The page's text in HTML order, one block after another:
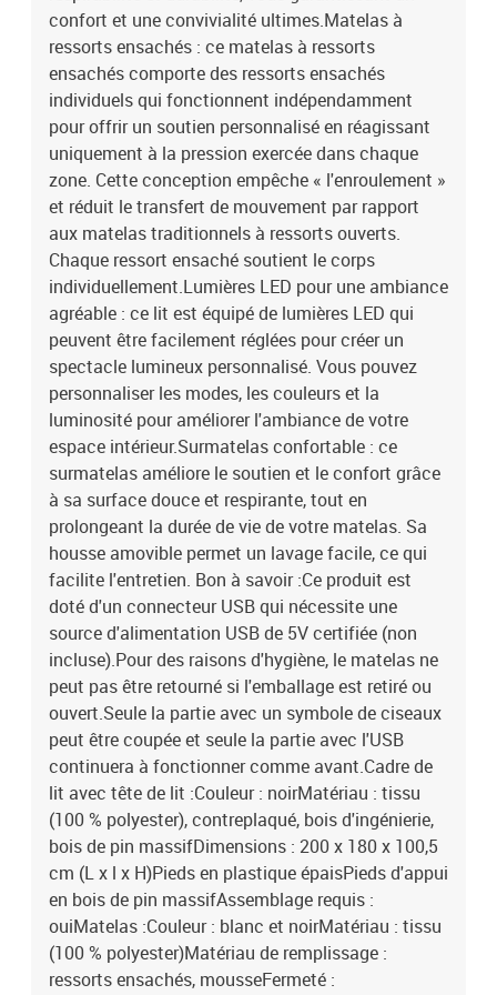
H)Housse amovible et lavableBande LED :Longueur : 55
cmTension : c.c. 5 VLongueur du câble USB : 150 cmLongueur du
câble d'alimentation : 30 cmIndice IP : IP65Avec symbole de coupe
à ciseauxLa livraison contient :1 x cadre de lit1 x tête de lit1 x
matelas1 x surmatelas2 x bande à LED
confort et une convivialité ultimes.Matelas à
ressorts ensachés : ce matelas à ressorts
ensachés comporte des ressorts ensachés
individuels qui fonctionnent indépendamment
pour offrir un soutien personnalisé en réagissant
uniquement à la pression exercée dans chaque
zone. Cette conception empêche « l'enroulement »
et réduit le transfert de mouvement par rapport
aux matelas traditionnels à ressorts ouverts.
Chaque ressort ensaché soutient le corps
individuellement.Lumières LED pour une ambiance
agréable : ce lit est équipé de lumières LED qui
peuvent être facilement réglées pour créer un
spectacle lumineux personnalisé. Vous pouvez
personnaliser les modes, les couleurs et la
luminosité pour améliorer l'ambiance de votre
espace intérieur.Surmatelas confortable : ce
surmatelas améliore le soutien et le confort grâce
à sa surface douce et respirante, tout en
prolongeant la durée de vie de votre matelas. Sa
housse amovible permet un lavage facile, ce qui
facilite l'entretien. Bon à savoir :Ce produit est
doté d'un connecteur USB qui nécessite une
source d'alimentation USB de 5V certifiée (non
incluse).Pour des raisons d'hygiène, le matelas ne
peut pas être retourné si l'emballage est retiré ou
ouvert.Seule la partie avec un symbole de ciseaux
peut être coupée et seule la partie avec l'USB
continuera à fonctionner comme avant.Cadre de
lit avec tête de lit :Couleur : noirMatériau : tissu
(100 % polyester), contreplaqué, bois d'ingénierie,
bois de pin massifDimensions : 200 x 180 x 100,5
cm (L x l x H)Pieds en plastique épaisPieds d'appui
en bois de pin massifAssemblage requis :
ouiMatelas :Couleur : blanc et noirMatériau : tissu
(100 % polyester)Matériau de remplissage :
ressorts ensachés, mousseFermeté :